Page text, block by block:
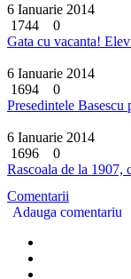
6 Ianuarie 2014
1744
0
Gata cu vacanta!
6 Ianuarie 2014
1694
0
Presedintele
6 Ianuarie 2014
1696
0
Rascoala de la 1907,
Comentarii
Adauga comentariu